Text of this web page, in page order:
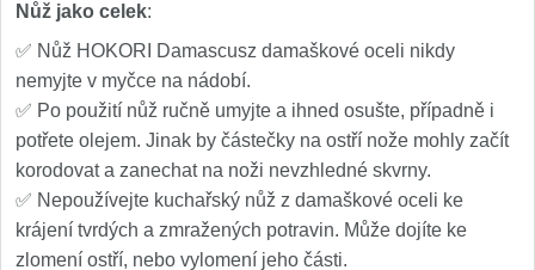
Nůž jako celek:
✅ Nůž HOKORI Damascusz damaškové oceli nikdy
nemyjte v myčce na nádobí.
✅ Po použití nůž ručně umyjte a ihned osušte, případně i
potřete olejem. Jinak by částečky na ostří nože mohly začít
korodovat a zanechat na noži nevzhledné skvrny.
✅ Nepoužívejte kuchařský nůž z damaškové oceli ke
krájení tvrdých a zmražených potravin. Může dojíte ke
zlomení ostří, nebo vylomení jeho části.